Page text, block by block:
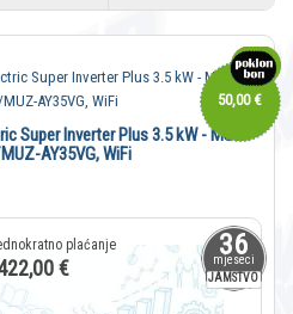
50,00 €
36
mjeseci
JAMSTVO
Super Inverter Plus 3.5 kW - MSZ-
AY35VG, WiFi
€